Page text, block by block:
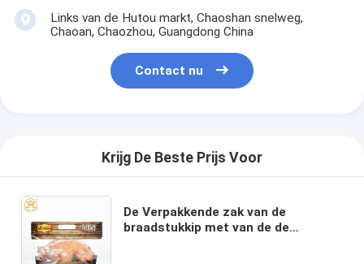
Links van de Hutou markt, Chaoshan snelweg,
Chaoan, Chaozhou, Guangdong China
Contact nu
Krijg De Beste Prijs Voor
De Verpakkende zak van de
braadstukkip met van de de